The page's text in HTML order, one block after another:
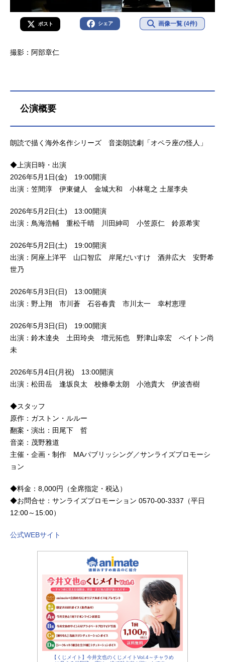
ポスト シェア 画像一覧 (4件)
撮影：阿部章仁
公演概要
朗読で描く海外名作シリーズ 音楽朗読劇「オペラ座の怪人」
◆上演日時・出演
2026年5月1日(金) 19:00開演
出演：笠間淳 伊東健人 金城大和 小林竜之 土屋李央
2026年5月2日(土) 13:00開演
出演：鳥海浩輔 重松千晴 川田紳司 小笠原仁 鈴原希実
2026年5月2日(土) 19:00開演
出演：阿座上洋平 山口智広 岸尾だいすけ 酒井広大 安野希
世乃
2026年5月3日(日) 13:00開演
出演：野上翔 市川蒼 石谷春貴 市川太一 幸村恵理
2026年5月3日(日) 19:00開演
出演：鈴木達央 土田玲央 増元拓也 野津山幸宏 ペイトン尚
未
2026年5月4日(月祝) 13:00開演
出演：松田岳 逢坂良太 校條拳太朗 小池貴大 伊波杏樹
◆スタッフ
原作：ガストン・ルルー
翻案・演出：田尾下 哲
音楽：茂野雅道
主催・企画・制作 MAパブリッシング／サンライズプロモーシ
ョン
◆料金：8,000円（全席指定・税込）
◆お問合せ：サンライズプロモーション 0570-00-3337（平日
12:00～15:00）
公式WEBサイト
【くじメイト】今井文也のくじメイトVol.4～チャラめ